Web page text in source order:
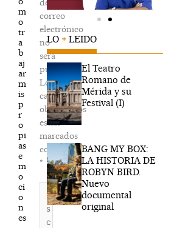
m
o
tr
a
b
aj
ar
m
is
p
r
o
pi
as
e
m
o
ci
o
n
es
de
correo
electrónico
no
será
publicada.
Los
campos
obligatorios
están
marcados
con
*
Escribe
aquí...
LO + LEIDO
El Teatro
Romano de
Mérida y su
Festival (I)
BANG MY BOX:
LA HISTORIA DE
ROBYN BIRD.
Nuevo
documental
original